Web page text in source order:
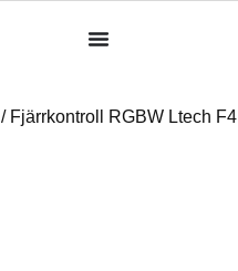
/ Fjärrkontroll RGBW Ltech F4